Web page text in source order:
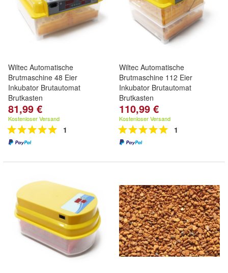
Wiltec Automatische
Brutmaschine 48 Eier
Inkubator Brutautomat
Brutkasten
81,99 €
Kostenloser Versand
1
Wiltec Automatische
Brutmaschine 112 Eier
Inkubator Brutautomat
Brutkasten
110,99 €
Kostenloser Versand
1